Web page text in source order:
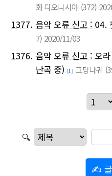
화 디오니시아 (372)
1377. 음악 오류 신고 : 04.
7) 2020/11/03
1376. 음악 오류 신고 : 오
난곡 중) [1] 그당나귀
🔍
✍ 글